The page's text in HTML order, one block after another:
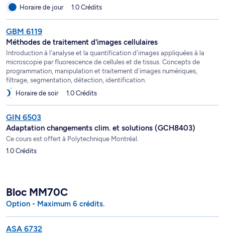
Horaire de jour
1.0 Crédits
GBM 6119
Méthodes de traitement d'images cellulaires
Introduction à l'analyse et la quantification d'images appliquées à la
microscopie par fluorescence de cellules et de tissus. Concepts de
programmation, manipulation et traitement d'images numériques,
filtrage, segmentation, détection, identification.
Horaire de soir
1.0 Crédits
GIN 6503
Adaptation changements clim. et solutions (GCH8403)
Ce cours est offert à Polytechnique Montréal.
1.0 Crédits
Bloc MM70C
Option - Maximum 6 crédits.
ASA 6732